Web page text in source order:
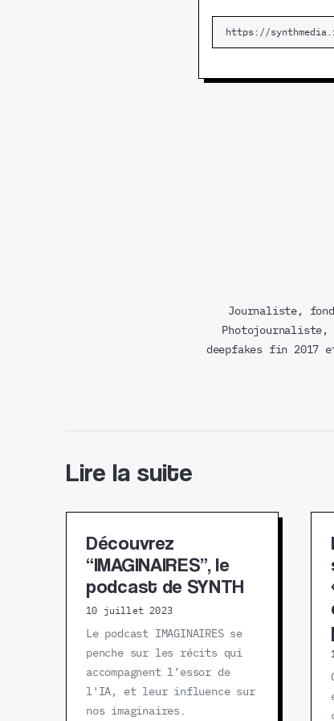
Journaliste,
Photojournaliste,
deepfakes fin 2017
Lire la suite
Découvrez
“IMAGINAIRES”, le
podcast de SYNTH
10 juillet 2023
Le podcast IMAGINAIRES se
penche sur les récits qui
accompagnent l’essor de
l'IA, et leur influence sur
nos imaginaires.